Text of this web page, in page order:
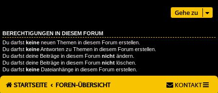
Gehe zu
BERECHTIGUNGEN IN DIESEM FORUM
Du darfst keine neuen Themen in diesem Forum erstellen.
Du darfst keineAntworten zu Themen in diesem Forum erstellen.
Du darfst deine Beiträge in diesem Forum nicht ändern.
Du darfst deine Beiträge in diesem Forum nicht löschen.
Du darfst keine Dateianhänge in diesem Forum erstellen.
STARTSEITE FOREN-ÜBERSICHT KONTAKT